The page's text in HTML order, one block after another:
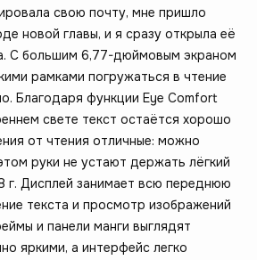
свою почту, мне пришло
новой главы, и я сразу открыла её
С большим 6,77-дюймовым экраном
рамками погружаться в чтение
Благодаря функции Eye Comfort
свете текст остаётся хорошо
от чтения отличные: можно
руки не устают держать лёгкий
г. Дисплей занимает всю переднюю
текста и просмотр изображений
и панели манги выглядят
яркими, а интерфейс легко